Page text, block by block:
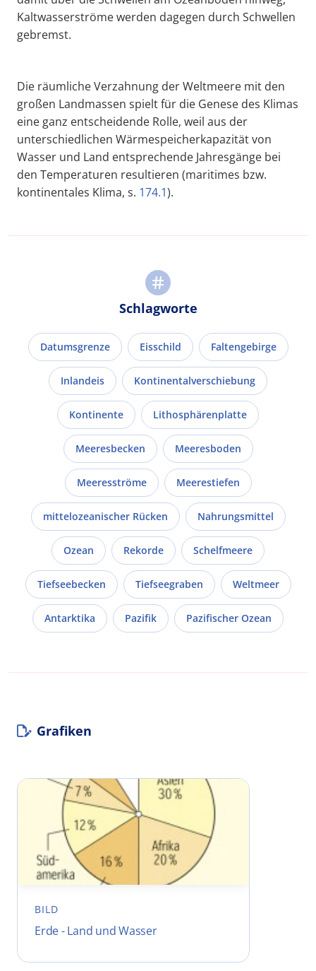
Kaltwasserströme werden dagegen durch Schwellen
gebremst.
Die räumliche Verzahnung der Weltmeere mit den
großen Landmassen spielt für die Genese des Klimas
eine ganz entscheidende Rolle, weil aus der
unterschiedlichen Wärmespeicherkapazität von
Wasser und Land entsprechende Jahresgänge bei
den Temperaturen resultieren (maritimes bzw.
kontinentales Klima, s. 174.1).
Schlagworte
Datumsgrenze Eisschild Faltengebirge
Inlandeis Kontinentalverschiebung
Kontinente Lithosphärenplatte
Meeresbecken Meeresboden
Meeresströme Meerestiefen
mittelozeanischer Rücken Nahrungsmittel
Ozean Rekorde Schelfmeere
Tiefseebecken Tiefseegraben Weltmeer
Antarktika Pazifik Pazifischer Ozean
Grafiken
BILD
Erde - Land und Wasser